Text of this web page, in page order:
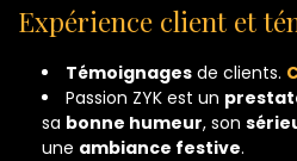
Expérience client et
Témoignages de clients.
Passion ZYK est un
sa bonne humeur, son
une ambiance festive.